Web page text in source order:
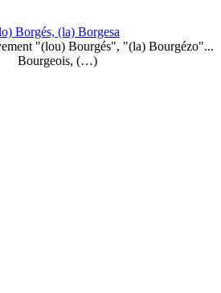
Borgés, (la) Borgesa
"(lou) Bourgés", "(la) Bourgézo"...
Bourgeois, (…)